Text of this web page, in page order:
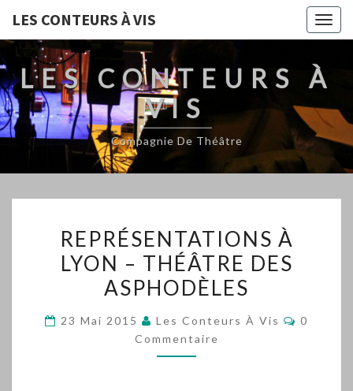
LES CONTEURS À VIS
LES CONTEURS À
VIS
Compagnie De Théâtre
LYON
–
DES
REPRÉSENTATIONS À
LYON – THÉÂTRE DES
ASPHODÈLES
23 Mai 2015 Les Conteurs À Vis
0
Commentaire